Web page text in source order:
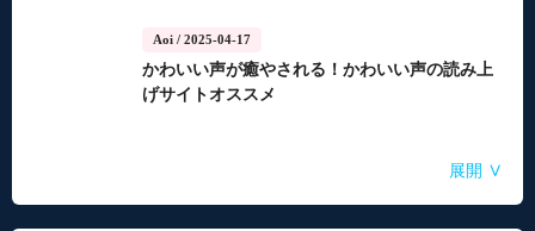
Aoi/ 2025-04-17
かわいい声が癒やされる！かわいい声の読み上
げサイトオススメ
自動音声読み上げ無料ツールランキング！使い
やすさと機能を比較
【2026年最新】合成音声のフリーソフト・サイ
ト・アプリおすすめ7選！
【2026年更新】AI音声読み上げソフト・サイ
ト・アプリ8選！【無料】
【2026最新】TuneFabの使い方・評判・違法性
をご紹介！最優の代替品は？
【2026最新】ひまわり動画のダウンロード方法
展開 ∨